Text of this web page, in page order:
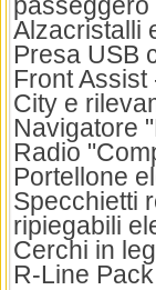
passeggero
Alzacristalli
Presa USB
Front
City e
Navigatore
Radio
Portellone
Specchietti
ripiegabili
Cerchi in
R-Line Pack